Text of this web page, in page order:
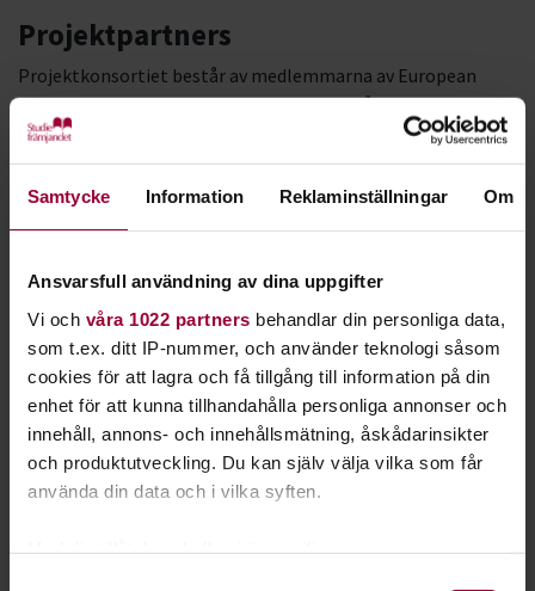
Samtycke Information Reklaminställningar Om
Ansvarsfull användning av dina uppgifter
Vi och våra 1022 partners behandlar din personliga data,
som t.ex. ditt IP-nummer, och använder teknologi såsom
cookies för att lagra och få tillgång till information på din
enhet för att kunna tillhandahålla personliga annonser och
innehåll, annons- och innehållsmätning, åskådarinsikter
och produktutveckling. Du kan själv välja vilka som får
använda din data och i vilka syften.
Projektpartners
Projektkonsortiet består av medlemmarna av European
Centers for Culture and Communication från Tyskland,
Frankrike, Österrike och Sverige:
Hessischer Volkshochschulverband, Bildungshaus am Meer,
Le FIEF, Mühlfunviertel, och Studiefrämjandet.
Projektets målgrupp är de anställda, lärare och volontärer,
som arbetar i partnerinstitutionerna. Projektet syftar till att
öka kompetensen hos all personal som ansvarar för
kvaliteten på utbildningen och öka deras medvetenhet om
behovet av att genomföra de viktigaste frågorna.
Projektaktiviteter
Tre personalutbildningsaktiviteter planeras i tre olika länder
lärarorientering. De partner som är värd för